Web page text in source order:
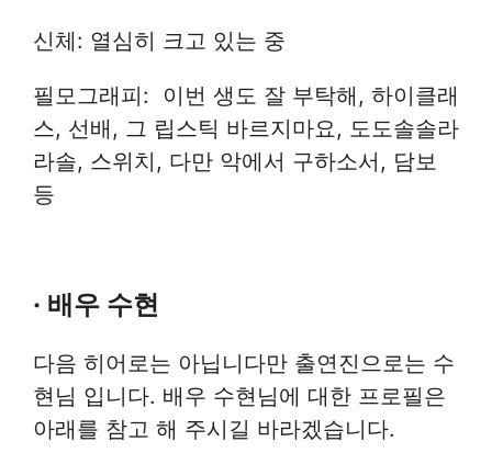
신체: 열심히 크고 있는 중
필모그래피: 이번 생도 잘 부탁해, 하이클래
스, 선배, 그 립스틱 바르지마요, 도도솔솔라
라솔, 스위치, 다만 악에서 구하소서, 담보
등
· 배우 수현
다음 히어로는 아닙니다만 출연진으로는 수
현님 입니다. 배우 수현님에 대한 프로필은
아래를 참고 해 주시길 바라겠습니다.